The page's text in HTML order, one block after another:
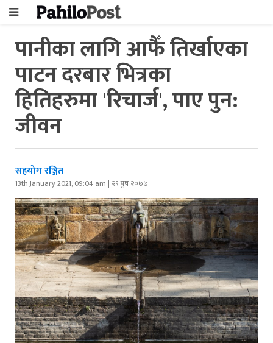
पानीका लागि आफैँ तिर्खाएका
पाटन दरबार भित्रका
हितिहरुमा 'रिचार्ज', पाए पुन:
जीवन
सहयोग रञ्जित
13th January 2021, 09:04 am | २९ पुष २०७७